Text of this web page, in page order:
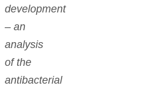
development
– an
analysis
of the
antibacterial